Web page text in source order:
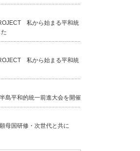
私から始まる平和統
私から始まる平和統
島平和的統一前進大会を開催
母国研修・次世代と共に